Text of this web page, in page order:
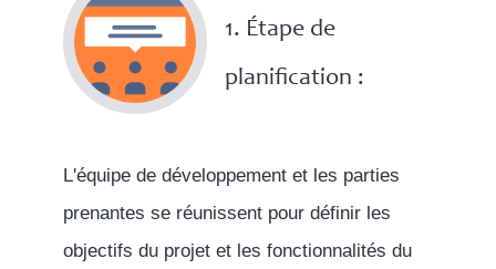
1. Étape de
planification :
L'équipe de développement et les parties
prenantes se réunissent pour définir les
objectifs du projet et les fonctionnalités du